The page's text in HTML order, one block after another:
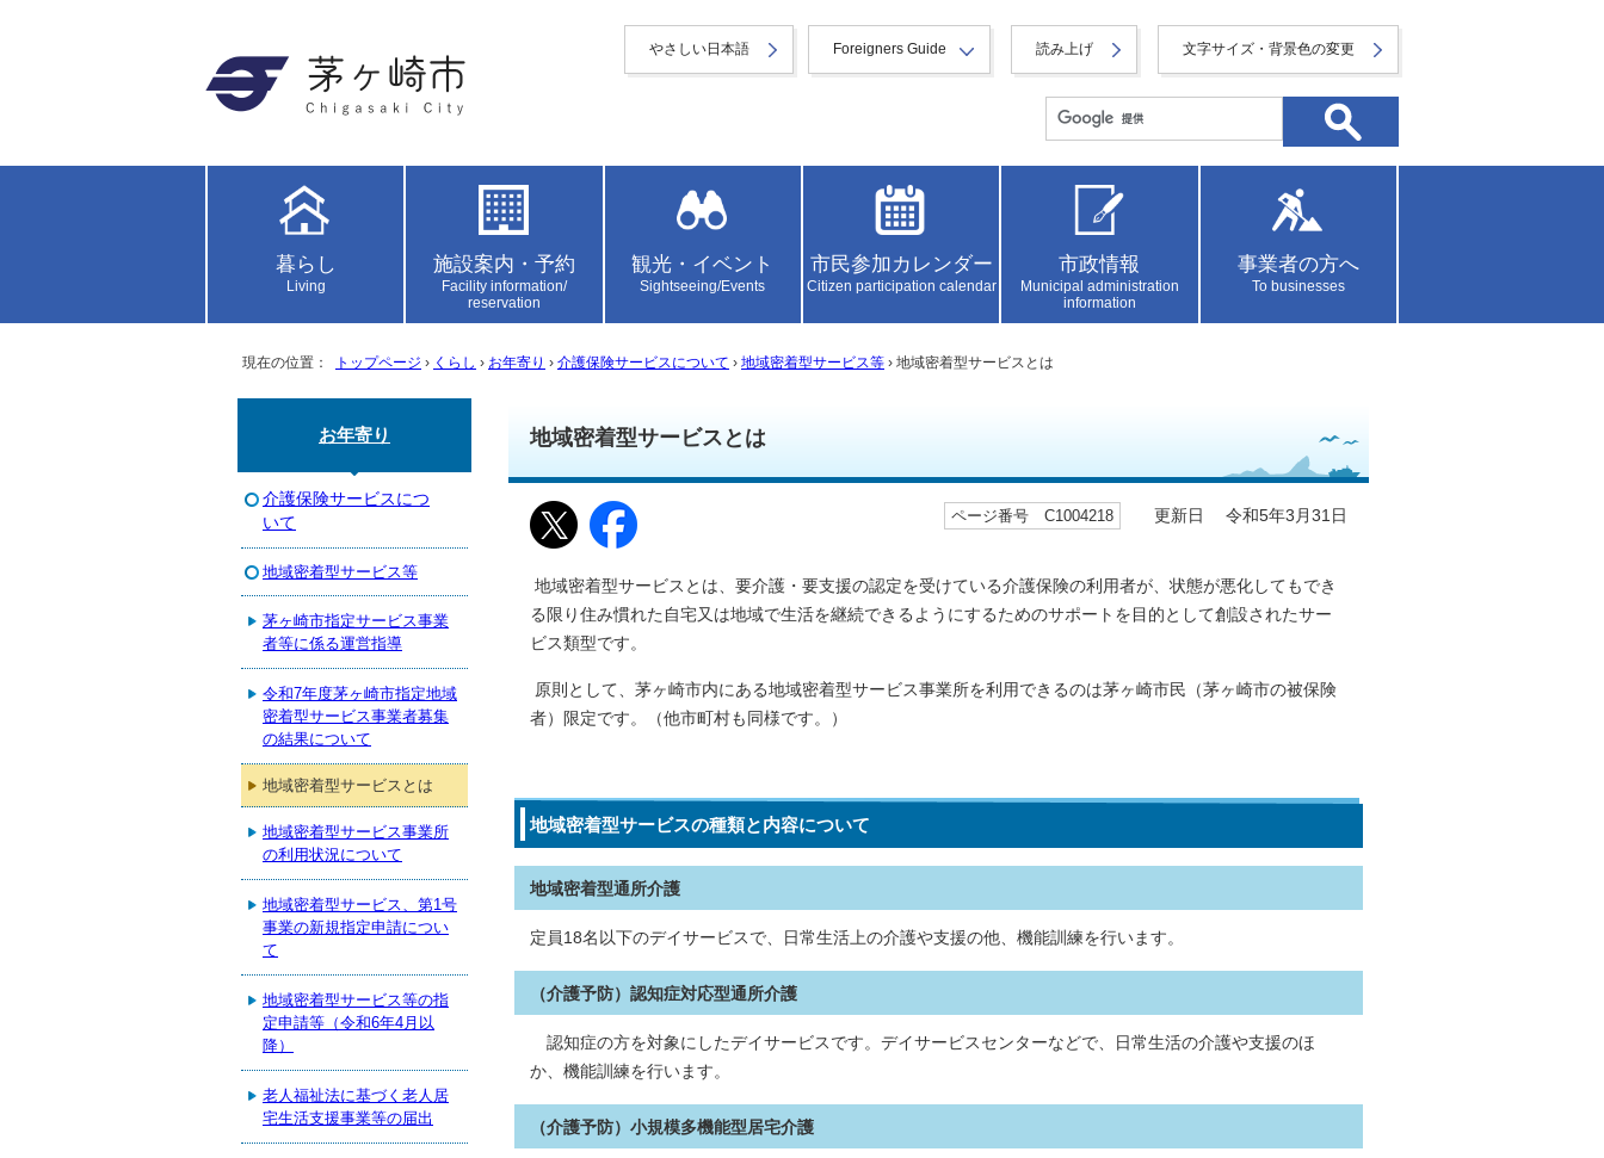
やさしい日本語 Foreigners Guide 読み上げ 文字サイズ・背景色の変更
暮らし
Living
施設案内・予約
Facility information/
reservation
観光・イベント
Sightseeing/Events
市民参加カレンダー
Citizen participation calendar
市政情報
Municipal administration
information
事業者の方へ
To businesses
現在の位置： トップページ › くらし › お年寄り › 介護保険サービスについて › 地域密着型サービス等 › 地域密着型サービスとは
地域密着型サービスとは
ページ番号 C1004218 更新日 令和5年3月31日
地域密着型サービスとは、要介護・要支援の認定を受けている介護保険の利用者が、状態が悪化してもでき
る限り住み慣れた自宅又は地域で生活を継続できるようにするためのサポートを目的として創設されたサー
ビス類型です。
原則として、茅ヶ崎市内にある地域密着型サービス事業所を利用できるのは茅ヶ崎市民（茅ヶ崎市の被保険
者）限定です。（他市町村も同様です。）
地域密着型サービスの種類と内容について
地域密着型通所介護
定員18名以下のデイサービスで、日常生活上の介護や支援の他、機能訓練を行います。
（介護予防）認知症対応型通所介護
認知症の方を対象にしたデイサービスです。デイサービスセンターなどで、日常生活の介護や支援のほ
か、機能訓練を行います。
（介護予防）小規模多機能型居宅介護
お年寄り
介護保険サービスにつ
いて
地域密着型サービス等
茅ヶ崎市指定サービス事業
者等に係る運営指導
令和7年度茅ヶ崎市指定地域
密着型サービス事業者募集
の結果について
地域密着型サービスとは
地域密着型サービス事業所
の利用状況について
地域密着型サービス、第1号
事業の新規指定申請につい
て
地域密着型サービス等の指
定申請等（令和6年4月以
降）
老人福祉法に基づく老人居
宅生活支援事業等の届出